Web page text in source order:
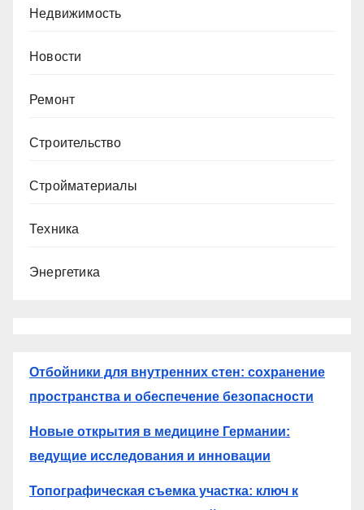
Недвижимость
Новости
Ремонт
Строительство
Стройматериалы
Техника
Энергетика
Отбойники для внутренних стен: сохранение
пространства и обеспечение безопасности
Новые открытия в медицине Германии:
ведущие исследования и инновации
Топографическая съемка участка: ключ к